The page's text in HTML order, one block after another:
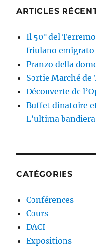
ARTICLES
Il 50° del
friulano emigrato
Pranzo della
Sortie Marché de
Découverte de
Buffet dinatoire
L’ultima bandiera
CATÉGORIES
Conférences
Cours
DACI
Expositions